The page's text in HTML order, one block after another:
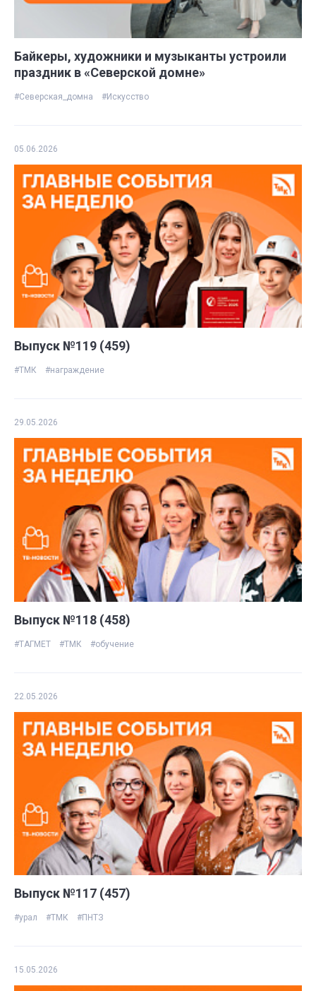
Байкеры, художники и музыканты устроили
праздник в «Северской домне»
#Северская_домна #Искусство
05.06.2026
Выпуск №119 (459)
#ТМК #награждение
29.05.2026
Выпуск №118 (458)
#ТАГМЕТ #ТМК #обучение
22.05.2026
Выпуск №117 (457)
#урал #ТМК #ПНТЗ
15.05.2026